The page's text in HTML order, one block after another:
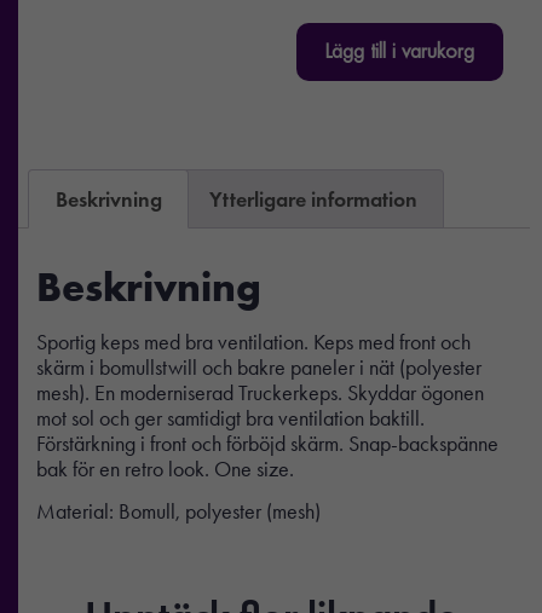
Lägg till i varukorg
Beskrivning Ytterligare information
Beskrivning
Sportig keps med bra ventilation. Keps med front och
skärm i bomullstwill och bakre paneler i nät (polyester
mesh). En moderniserad Truckerkeps. Skyddar ögonen
mot sol och ger samtidigt bra ventilation baktill.
Förstärkning i front och förböjd skärm. Snap-backspänne
bak för en retro look. One size.
Material: Bomull, polyester (mesh)